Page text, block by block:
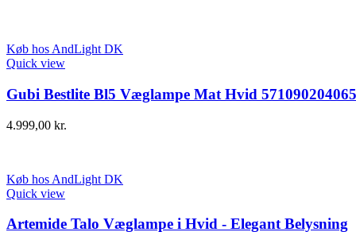
Køb hos AndLight DK
Quick view
Gubi Bestlite Bl5 Væglampe Mat Hvid
4.999,00 kr.
Køb hos AndLight DK
Quick view
Artemide Talo Væglampe i Hvid - Elegant Belysning